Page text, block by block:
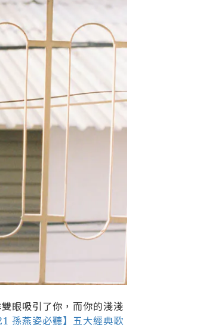
眼吸引了你，而你的淺淺
孫燕姿必聽】五大經典歌